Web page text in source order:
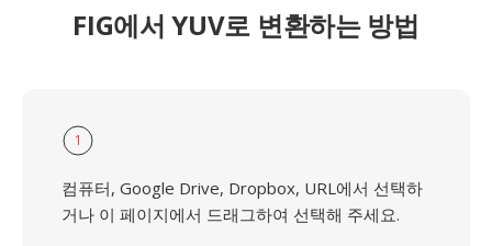
FIG에서 YUV로 변환하는 방법
1
컴퓨터, Google Drive, Dropbox, URL에서 선택하
거나 이 페이지에서 드래그하여 선택해 주세요.